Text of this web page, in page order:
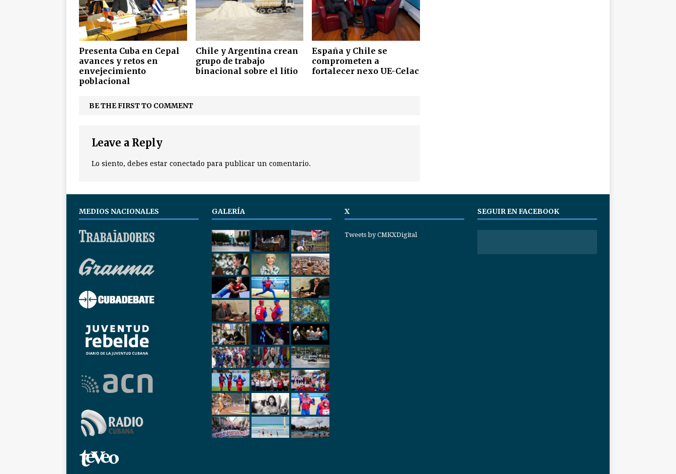
Presenta Cuba en Cepal
avances y retos en
envejecimiento
poblacional
Chile y Argentina crean
grupo de trabajo
binacional sobre el litio
España y Chile se
comprometen a
fortalecer nexo UE-Celac
BE THE FIRST TO COMMENT
Leave a Reply
Lo siento, debes estar conectado para publicar un comentario.
MEDIOS NACIONALES GALERÍA X
Tweets by CMKXDigital
SEGUIR EN FACEBOOK